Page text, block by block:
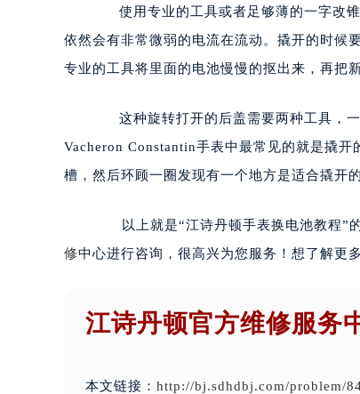
使用专业的工具或者足够薄的一字改锥
依然会有非常微弱的电流在流动。撬开的时候
专业的工具将里面的电池慢慢的抠出来，再把
这种旋转打开的后盖需要两种工具，一
Vacheron Constantin手表中最常见的就是撬
槽，然后环顾一圈发现有一个地方是适合撬开的
以上就是“江诗丹顿手表换电池教程”的
修中心进行咨询，很高兴为您服务！想了解更
江诗丹顿官方维修服务
本文链接： http://bj.sdhdbj.com/problem/